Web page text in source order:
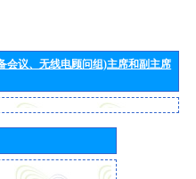
会议、无线电顾问组)主席和副主席